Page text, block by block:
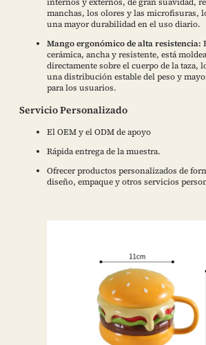
manchas, los olores y las microfisuras,
una mayor durabilidad en el uso diario.
Mango ergonómico de alta resistencia:
cerámica, ancha y resistente, está
directamente sobre el cuerpo de la taza,
una distribución estable del peso y
para los usuarios.
Servicio Personalizado
El OEM y el ODM de apoyo
Rápida entrega de la muestra.
Ofrecer productos personalizados de
diseño, empaque y otros servicios